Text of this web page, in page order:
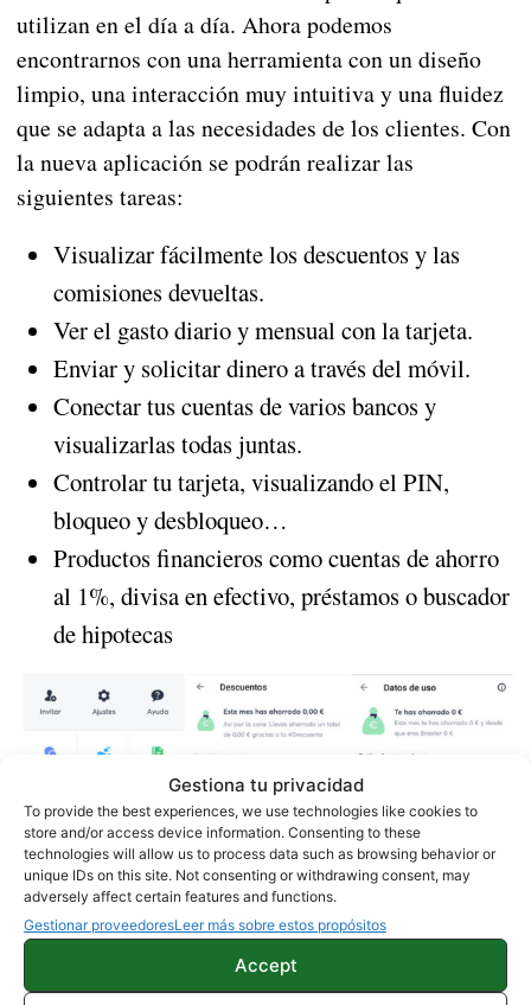
Gestiona tu privacidad
To provide the best experiences, we use technologies like cookies to
store and/or access device information. Consenting to these
technologies will allow us to process data such as browsing behavior or
unique IDs on this site. Not consenting or withdrawing consent, may
adversely affect certain features and functions.
Gestionar proveedoresLeer más sobre estos propósitos
Accept
utilizan en el día a día. Ahora podemos
encontrarnos con una herramienta con un diseño
limpio, una interacción muy intuitiva y una fluidez
que se adapta a las necesidades de los clientes. Con
la nueva aplicación se podrán realizar las
siguientes tareas:
Visualizar fácilmente los descuentos y las
comisiones devueltas.
Ver el gasto diario y mensual con la tarjeta.
Enviar y solicitar dinero a través del móvil.
Conectar tus cuentas de varios bancos y
visualizarlas todas juntas.
Controlar tu tarjeta, visualizando el PIN,
bloqueo y desbloqueo…
Productos financieros como cuentas de ahorro
al 1%, divisa en efectivo, préstamos o buscador
de hipotecas